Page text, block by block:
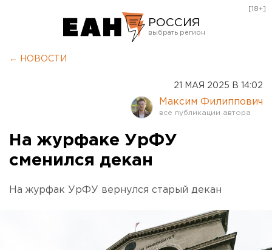
РОССИЯ
Оренбург
[18+]
← НОВОСТИ
21 МАЯ 2025 В 14:02
Максим Филиппович
На журфаке УрФУ
сменился декан
На журфак УрФУ вернулся старый декан